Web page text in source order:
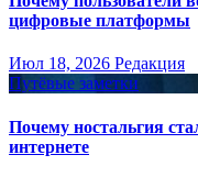
цифровые платформы
Июл 18, 2026 Редакция
Путёвые заметки
Почему ностальгия
интернете